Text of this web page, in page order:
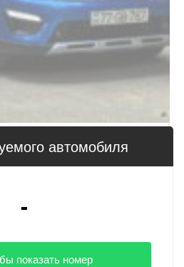
автомобиля
-
показать номер